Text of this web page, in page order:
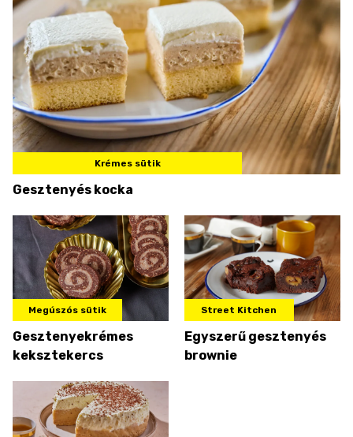
Krémes sütik
Gesztenyés kocka
Megúszós sütik
Gesztenyekrémes
keksztekercs
Street Kitchen
Egyszerű gesztenyés
brownie